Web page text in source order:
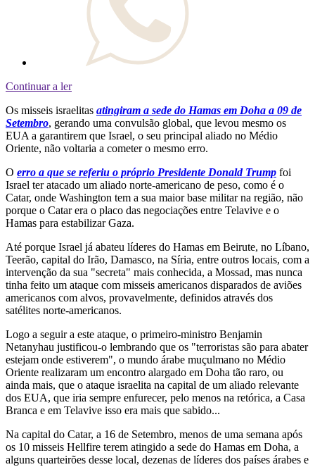
Continuar a ler
Os misseis israelitas atingiram a sede do Hamas em Doha a 09 de
Setembro, gerando uma convulsão global, que levou mesmo os
EUA a garantirem que Israel, o seu principal aliado no Médio
Oriente, não voltaria a cometer o mesmo erro.
O erro a que se referiu o próprio Presidente Donald Trump foi
Israel ter atacado um aliado norte-americano de peso, como é o
Catar, onde Washington tem a sua maior base militar na região, não
porque o Catar era o placo das negociações entre Telavive e o
Hamas para estabilizar Gaza.
Até porque Israel já abateu líderes do Hamas em Beirute, no Líbano,
Teerão, capital do Irão, Damasco, na Síria, entre outros locais, com a
intervenção da sua "secreta" mais conhecida, a Mossad, mas nunca
tinha feito um ataque com misseis americanos disparados de aviões
americanos com alvos, provavelmente, definidos através dos
satélites norte-americanos.
Logo a seguir a este ataque, o primeiro-ministro Benjamin
Netanyhau justificou-o lembrando que os "terroristas são para abater
estejam onde estiverem", o mundo árabe muçulmano no Médio
Oriente realizaram um encontro alargado em Doha tão raro, ou
ainda mais, que o ataque israelita na capital de um aliado relevante
dos EUA, que iria sempre enfurecer, pelo menos na retórica, a Casa
Branca e em Telavive isso era mais que sabido...
Na capital do Catar, a 16 de Setembro, menos de uma semana após
os 10 misseis Hellfire terem atingido a sede do Hamas em Doha, a
alguns quarteirões desse local, dezenas de líderes dos países árabes e